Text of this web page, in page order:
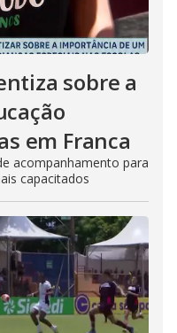
sobre a
em Franca
acompanhamento para
capacitados